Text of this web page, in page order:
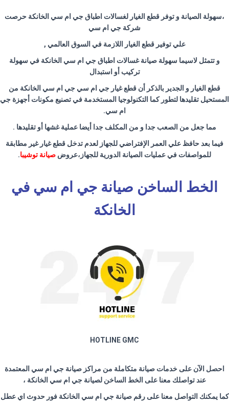
،سهولة الصيانة و توفر قطع الغيار لغسالات اطباق جي ام سي الخانكة حرصت
شركة جي ام سي
علي توفير قطع الغيار اللازمة في السوق العالمي ,
و تتمثل لاسيما سهولة صيانة غسالات اطباق جي ام سي الخانكة في سهولة
تركيب أو استبدال
قطع الغيار و الجدير بالذكر أن قطع غيار جي ام سي جي ام سي الخانكة من
المستحيل تقليدها لتطور كما التكنولوجيا المستخدمة في تصنيع مكونات أجهزة جي
ام سي.
مما جعل من الصعب جدا و من المكلف جدا أيضا عملية غشها أو تقليدها .
فيما بعد حافظ علي العمر الإفتراضي للجهاز لعدم تدخل قطع غيار غير مطابقة
للمواصفات في عمليات الصيانة الدورية للجهاز،عروض صيانة توشيبا.
الخط الساخن صيانة جي ام سي في
الخانكة
HOTLINE GMC
احصل الآن على خدمات صيانة متكاملة من مراكز صيانة جي ام سي المعتمدة
عند تواصلك معنا على الخط الساخن لصيانة جي ام سي الخانكة ،
كما يمكنك التواصل معنا على رقم صيانة جي ام سي الخانكة فور حدوث اي عطل